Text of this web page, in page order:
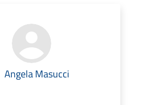
Angela Masucci